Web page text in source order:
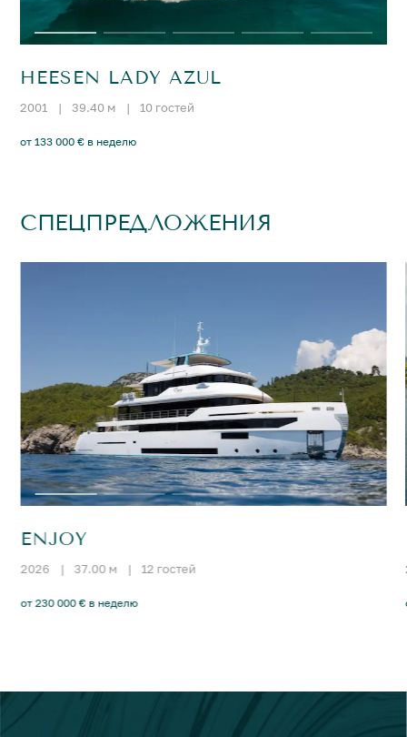
HEESEN LADY AZUL
2001 | 39.40 м | 10 гостей
от 133 000 € в неделю
СПЕЦПРЕДЛОЖЕНИЯ
ENJOY
2026 | 37.00 м | 12 гостей
от 230 000 € в неделю